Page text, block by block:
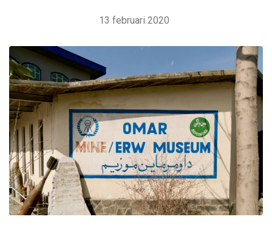
13 februari 2020